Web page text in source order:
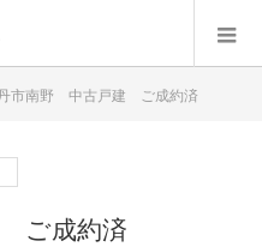
市南野 中古戸建 ご成約済
ご成約済